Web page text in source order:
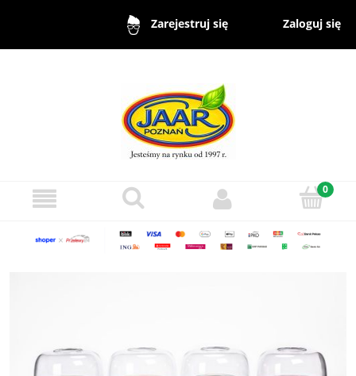
Zarejestruj się Zaloguj się